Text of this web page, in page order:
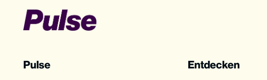
Pulse Entdecken